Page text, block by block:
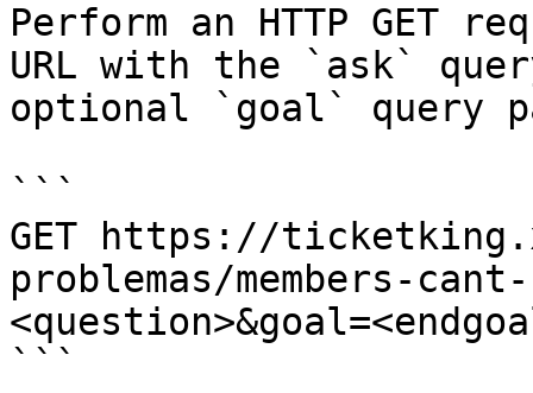
Perform an HTTP GET
URL with the `ask`
optional `goal` query
```
GET https://
problemas/members-
```